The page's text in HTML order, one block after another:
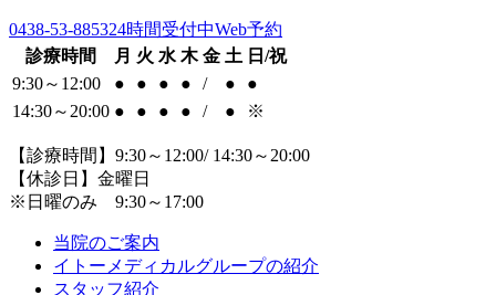
0438-53-885324時間受付中Web予約
診療時間
月 火 水 木 金 土 日/祝
9:30～12:00
● ● ● ● / ●
●
14:30～20:00 ● ● ● ● / ● ※
【診療時間】9:30～12:00/ 14:30～20:00
【休診日】金曜日
※日曜のみ 9:30～17:00
当院のご案内
イトーメディカルグループの紹介
スタッフ紹介